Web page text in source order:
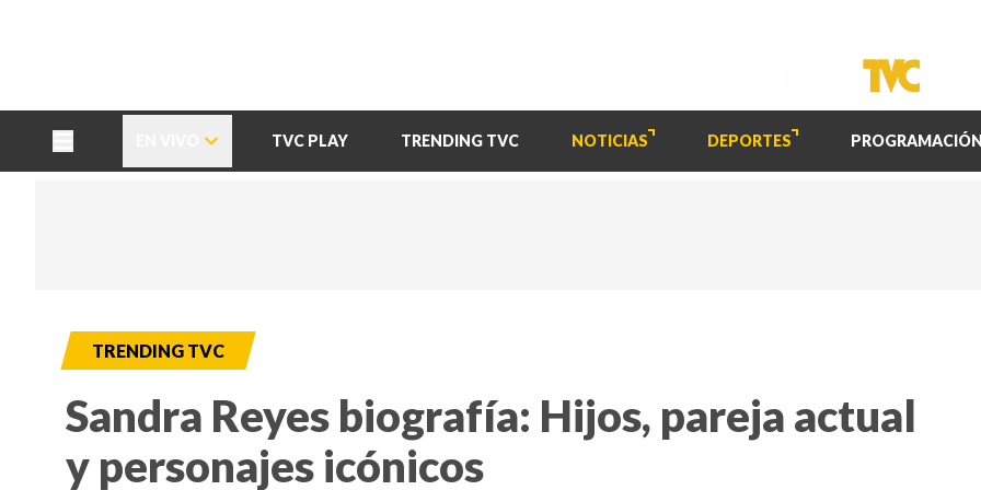
TVC PLAY TRENDING TVC NOTICIAS DEPORTES PROGRAMACIÓN
TRENDING TVC
Sandra Reyes biografía: Hijos, pareja actual
y personajes icónicos